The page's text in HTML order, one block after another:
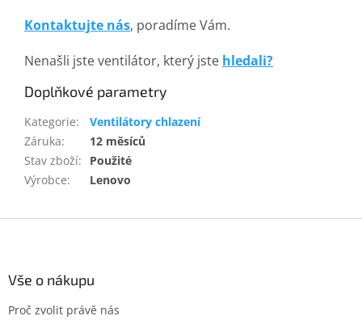
Kontaktujte nás, poradíme Vám.
Nenašli jste ventilátor, který jste hledali?
Doplňkové parametry
Kategorie:
Ventilátory chlazení
Záruka:
12 měsíců
Stav zboží:
Použité
Výrobce: Lenovo
Vše o nákupu
Proč zvolit právě nás